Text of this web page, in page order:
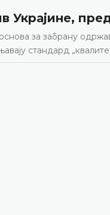
Украјине,
основа за забрану
стандард